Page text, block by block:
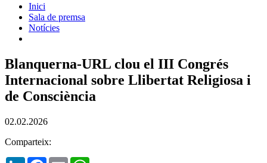
Inici
Sala de premsa
Notícies
Blanquerna-URL clou el III Congrés
Internacional sobre Llibertat Religiosa i
de Consciència
02.02.2026
Comparteix: